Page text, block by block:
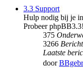
3.3 Support
Hulp nodig bij je
Probeer
375
3266
Laatste
door